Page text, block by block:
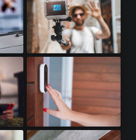
运动相机
门铃摄像头​